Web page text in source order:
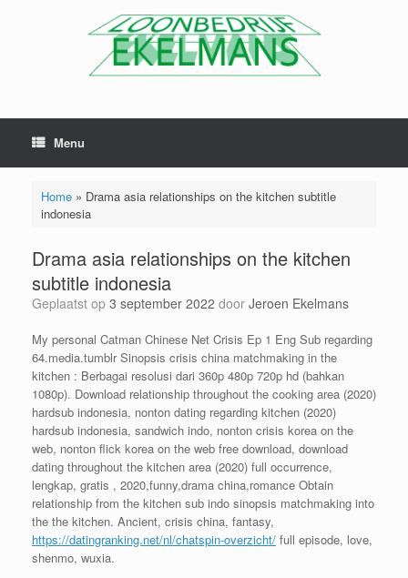
Menu
Home» Drama asia relationships on the kitchen subtitle
indonesia
Drama asia relationships on the kitchen
subtitle indonesia
Geplaatst op 3 september 2022 door Jeroen Ekelmans
My personal Catman Chinese Net Crisis Ep 1 Eng Sub regarding
64.media.tumblr Sinopsis crisis china matchmaking in the
kitchen : Berbagai resolusi dari 360p 480p 720p hd (bahkan
1080p). Download relationship throughout the cooking area (2020)
hardsub indonesia, nonton dating regarding kitchen (2020)
hardsub indonesia, sandwich indo, nonton crisis korea on the
web, nonton flick korea on the web free download, download
dating throughout the kitchen area (2020) full occurrence,
lengkap, gratis , 2020,funny,drama china,romance Obtain
relationship from the kitchen sub indo sinopsis matchmaking into
the the kitchen. Ancient, crisis china, fantasy,
https://datingranking.net/nl/chatspin-overzicht/ full episode, love,
shenmo, wuxia.